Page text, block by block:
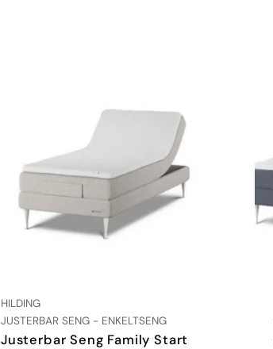
LEVERANDØR:
HILDING
TYPE:
JUSTERBAR SENG - ENKELTSENG
Justerbar Seng Family Start